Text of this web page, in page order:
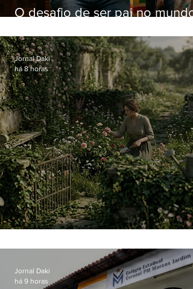
O desafio de ser pai no mundo
Jornal Daki
há 8 horas
Jornal Daki
há 9 horas